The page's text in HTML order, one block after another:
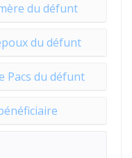
du défunt
du défunt
Pacs du défunt